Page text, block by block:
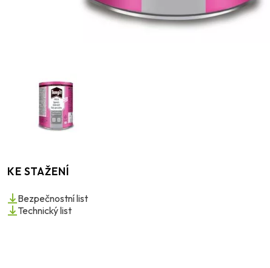
KE STAŽENÍ
Bezpečnostní list
Technický list